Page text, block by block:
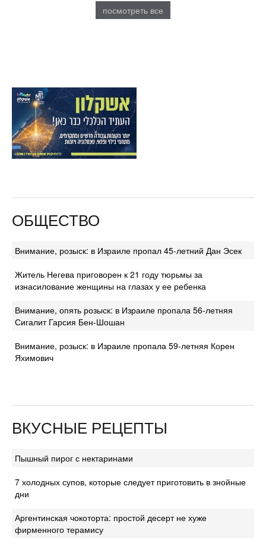
посмотреть все
ОБЩЕСТВО
Внимание, розыск: в Израиле пропал 45-летний Дан Эсек
Житель Негева приговорен к 21 году тюрьмы за
изнасилование женщины на глазах у ее ребенка
Внимание, опять розыск: в Израиле пропала 56-летняя
Сигалит Гарсия Бен-Шошан
Внимание, розыск: в Израиле пропала 59-летняя Корен
Яхимович
ВКУСНЫЕ РЕЦЕПТЫ
Пышный пирог с нектаринами
7 холодных супов, которые следует приготовить в знойные
дни
Аргентинская чокоторта: простой десерт не хуже
фирменного терамису